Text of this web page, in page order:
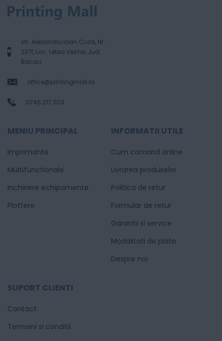
str. Alexandru Ioan Cuza, Nr.
237f, Loc. Letea Veche, Jud.
Bacau
office@printingmall.ro
0746.217.503
MENIU PRINCIPAL
Imprimante
Multifunctionale
Inchiriere echipamente
Plottere
INFORMATII UTILE
Cum comand online
Livrarea produselor
Politica de retur
Formular de retur
Garantii si service
Modalitati de plata
Despre noi
SUPORT CLIENTI
Contact
Termeni si conditii